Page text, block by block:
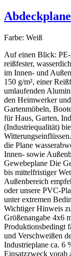
Farbe: Weiß
Auf einen Blick:
reißfester,
im Innen- und
150 g/m², einer
umlaufenden
den Heimwerker
Gartenmöbeln,
für Haus, Garten,
(Industriequalität)
die Plane
Innen- sowie
Gewebeplane Die
bis mittelfristiger
Außenbereich
oder unsere PVC-
unter extremen
Wichtiger Hinweis
Größenangabe 4x6
Produktionsbedingt
und Verschweißen
Industrieplane ca. 6
Einsatzzweck vorab